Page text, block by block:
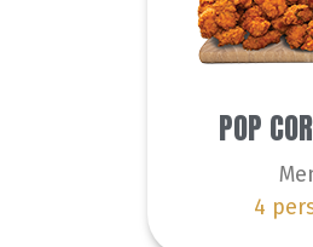
POP
4